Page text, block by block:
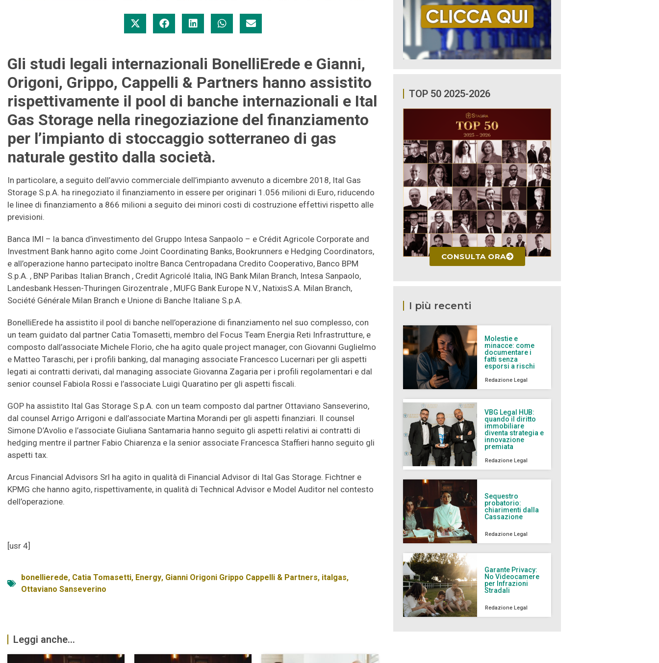
Gli studi legali internazionali BonelliErede e Gianni,
Origoni, Grippo, Cappelli & Partners hanno assistito
rispettivamente il pool di banche internazionali e Ital
Gas Storage nella rinegoziazione del finanziamento
per l’impianto di stoccaggio sotterraneo di gas
naturale gestito dalla società.
In particolare, a seguito dell’avvio commerciale dell’impianto avvenuto a dicembre 2018, Ital Gas
Storage S.p.A. ha rinegoziato il finanziamento in essere per originari 1.056 milioni di Euro, riducendo
le linee di finanziamento a 866 milioni a seguito dei minori costi di costruzione effettivi rispetto alle
previsioni.
Banca IMI – la banca d’investimento del Gruppo Intesa Sanpaolo – e Crédit Agricole Corporate and
Investment Bank hanno agito come Joint Coordinating Banks, Bookrunners e Hedging Coordinators,
e all’operazione hanno partecipato inoltre Banca Centropadana Credito Cooperativo, Banco BPM
S.p.A. , BNP Paribas Italian Branch , Credit Agricolé Italia, ING Bank Milan Branch, Intesa Sanpaolo,
Landesbank Hessen-Thuringen Girozentrale , MUFG Bank Europe N.V., NatixisS.A. Milan Branch,
Société Générale Milan Branch e Unione di Banche Italiane S.p.A.
BonelliErede ha assistito il pool di banche nell’operazione di finanziamento nel suo complesso, con
un team guidato dal partner Catia Tomasetti, membro del Focus Team Energia Reti Infrastrutture, e
composto dall’associate Michele Florio, che ha agito quale project manager, con Giovanni Guglielmo
e Matteo Taraschi, per i profili banking, dal managing associate Francesco Lucernari per gli aspetti
legati ai contratti derivati, dal managing associate Giovanna Zagaria per i profili regolamentari e dal
senior counsel Fabiola Rossi e l’associate Luigi Quaratino per gli aspetti fiscali.
GOP ha assistito Ital Gas Storage S.p.A. con un team composto dal partner Ottaviano Sanseverino,
dal counsel Arrigo Arrigoni e dall’associate Martina Morandi per gli aspetti finanziari. Il counsel
Simone D’Avolio e l’associate Giuliana Santamaria hanno seguito gli aspetti relativi ai contratti di
hedging mentre il partner Fabio Chiarenza e la senior associate Francesca Staffieri hanno seguito gli
aspetti tax.
Arcus Financial Advisors Srl ha agito in qualità di Financial Advisor di Ital Gas Storage. Fichtner e
KPMG che hanno agito, rispettivamente, in qualità di Technical Advisor e Model Auditor nel contesto
dell’operazione.
[usr 4]
bonellierede, Catia Tomasetti, Energy, Gianni Origoni Grippo Cappelli & Partners, italgas,
Ottaviano Sanseverino
Leggi anche...
TOP 50 2025-2026
CONSULTA ORA
I più recenti
Molestie e
minacce: come
documentare i
fatti senza
esporsi a rischi
Redazione Legal
VBG Legal HUB:
quando il diritto
immobiliare
diventa strategia e
innovazione
premiata
Redazione Legal
Sequestro
probatorio:
chiarimenti dalla
Cassazione
Redazione Legal
Garante Privacy:
No Videocamere
per Infrazioni
Stradali
Redazione Legal